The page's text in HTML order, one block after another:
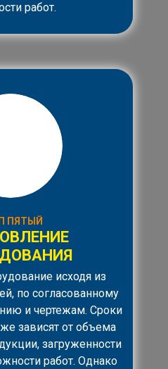
работ.
ПЯТЫЙ
исходя из
по согласованному
и чертежам. Сроки
зависят от объема
загруженности
работ. Однако